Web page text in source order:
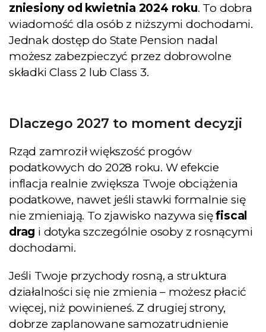
zniesiony od kwietnia 2024 roku. To dobra
wiadomość dla osób z niższymi dochodami.
Jednak dostęp do State Pension nadal
możesz zabezpieczyć przez dobrowolne
składki Class 2 lub Class 3.
Dlaczego 2027 to moment decyzji
Rząd zamroził większość progów
podatkowych do 2028 roku. W efekcie
inflacja realnie zwiększa Twoje obciążenia
podatkowe, nawet jeśli stawki formalnie się
nie zmieniają. To zjawisko nazywa sięfiscal
drag i dotyka szczególnie osoby z rosnącymi
dochodami.
Jeśli Twoje przychody rosną, a struktura
działalności się nie zmienia – możesz płacić
więcej, niż powinieneś. Z drugiej strony,
dobrze zaplanowane samozatrudnienie